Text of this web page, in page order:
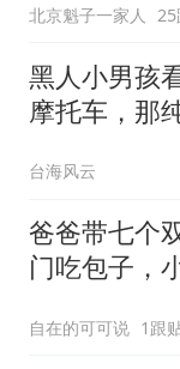
北京魁子一家人
黑人小男孩
摩托车，那
台海风云
爸爸带七个
门吃包子，
自在的可可说 1跟